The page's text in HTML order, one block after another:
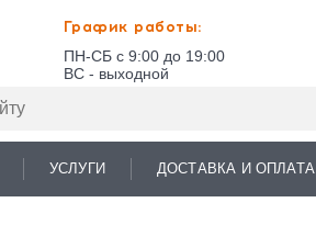
График работы:
ПН-СБ с 9:00 до 19:00
ВС - выходной
УСЛУГИ ДОСТАВКА И ОПЛАТА